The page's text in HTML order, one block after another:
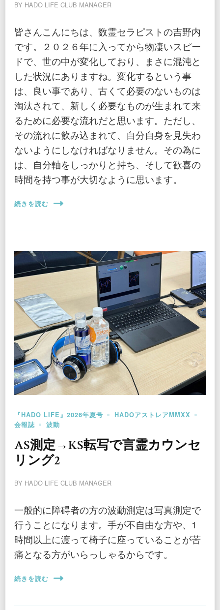
BY HADO LIFE CLUB MANAGER
皆さんこんにちは、数霊セラピストの吉野内
です。２０２６年に入ってから物凄いスピー
ドで、世の中が変化しており、まさに混沌と
した状況にありますね。変化するという事
は、良い事であり、古くて必要のないものは
淘汰されて、新しく必要なものが生まれて来
るために必要な流れだと思います。ただし、
その流れに飲み込まれて、自分自身を見失わ
ないようにしなければなりません。その為に
は、自分軸をしっかりと持ち、そして歓喜の
時間を持つ事が大切なように思います。
続きを読む
『HADO LIFE』2026年夏号
HADOアストレアMMXX
会報誌
波動
AS測定→KS転写で言霊カウンセ
リング2
BY HADO LIFE CLUB MANAGER
一般的に障碍者の方の波動測定は写真測定で
行うことになります。手が不自由な方や、1
時間以上に渡って椅子に座っていることが苦
痛となる方がいらっしゃるからです。
続きを読む